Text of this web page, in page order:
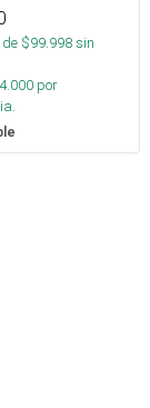
$99.998sin
por